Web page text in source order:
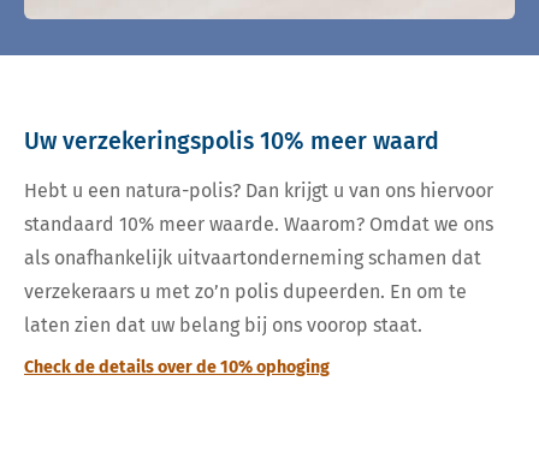
Uw verzekeringspolis 10% meer waard
Hebt u een natura-polis? Dan krijgt u van ons hiervoor
standaard 10% meer waarde. Waarom? Omdat we ons
als onafhankelijk uitvaartonderneming schamen dat
verzekeraars u met zo’n polis dupeerden. En om te
laten zien dat uw belang bij ons voorop staat.
Check de details over de 10% ophoging